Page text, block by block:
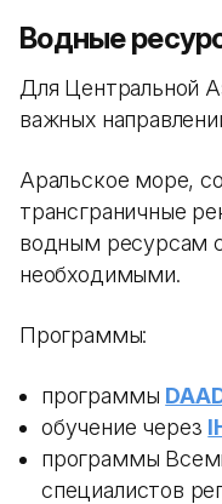
Водные
Для Центральной
важных
Аральское море,
трансграничные
водным ресурсам
необходимыми.
Программы:
программы
обучение через
программы
специалистов